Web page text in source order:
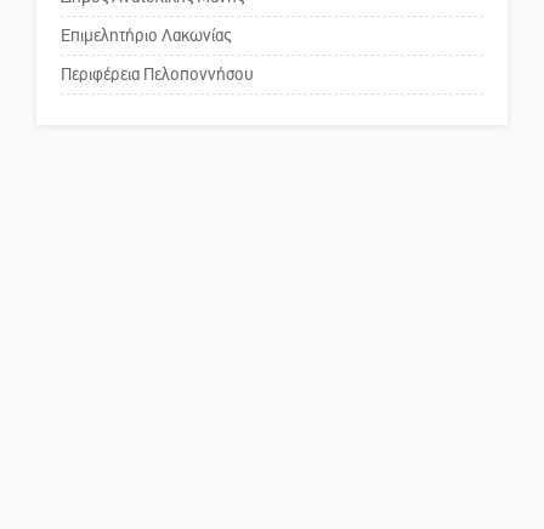
Το δικό σας σχόλιο: Παράδειγμα
κοινωνικής αναισθησίας
Επιμελητήριο Λακωνίας
Περιφέρεια Πελοποννήσου